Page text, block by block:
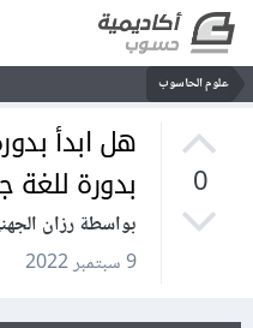
علوم الحاسوب
0
هل ابدأ
بدورة للغة
بواسطة رزان
9 سبتمبر 2022